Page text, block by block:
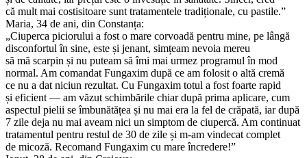
că mult mai costisitoare sunt tratamentele tradiționale, cu pastile.”
Maria, 34 de ani, din Constanța:
„Ciuperca piciorului a fost o mare corvoadă pentru mine, pe lângă
disconfortul în sine, este și jenant, simțeam nevoia mereu
să mă scarpin și nu puteam să îmi mai urmez programul în mod
normal. Am comandat Fungaxim după ce am folosit o altă cremă
ce nu a dat niciun rezultat. Cu Fungaxim totul a fost foarte rapid
și eficient — am văzut schimbările chiar după prima aplicare, cum
aspectul pielii se îmbunătățea și nu mai era la fel de crăpată, iar după
7 zile deja nu mai aveam nici un simptom de ciupercă. Am continuat
tratamentul pentru restul de 30 de zile și m-am vindecat complet
de micoză. Recomand Fungaxim cu mare încredere!”